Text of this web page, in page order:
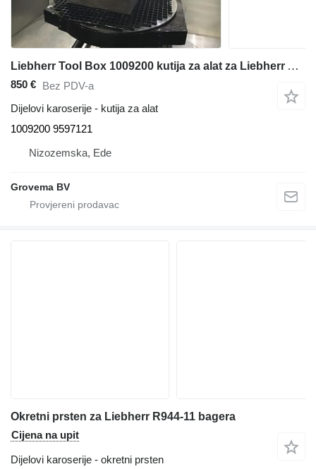
Liebherr Tool Box 1009200 kutija za alat za Liebherr A934C Li / R934C bagera
850 € Bez PDV-a
Dijelovi karoserije - kutija za alat
1009200 9597121
Nizozemska, Ede
Grovema BV
Okretni prsten za Liebherr R944-11 bagera
Cijena na upit
Dijelovi karoserije - okretni prsten